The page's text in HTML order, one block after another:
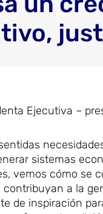
Ejecutiva –
sistemas
vemos cómo se
a la
de inspiración